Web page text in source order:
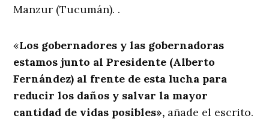
Manzur (Tucumán). .
«Los gobernadores y las gobernadoras
estamos junto al Presidente (Alberto
Fernández) al frente de esta lucha para
reducir los daños y salvar la mayor
cantidad de vidas posibles», añade el escrito.